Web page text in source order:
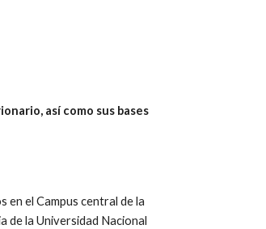
así como sus bases
en el Campus central de la
de la Universidad Nacional